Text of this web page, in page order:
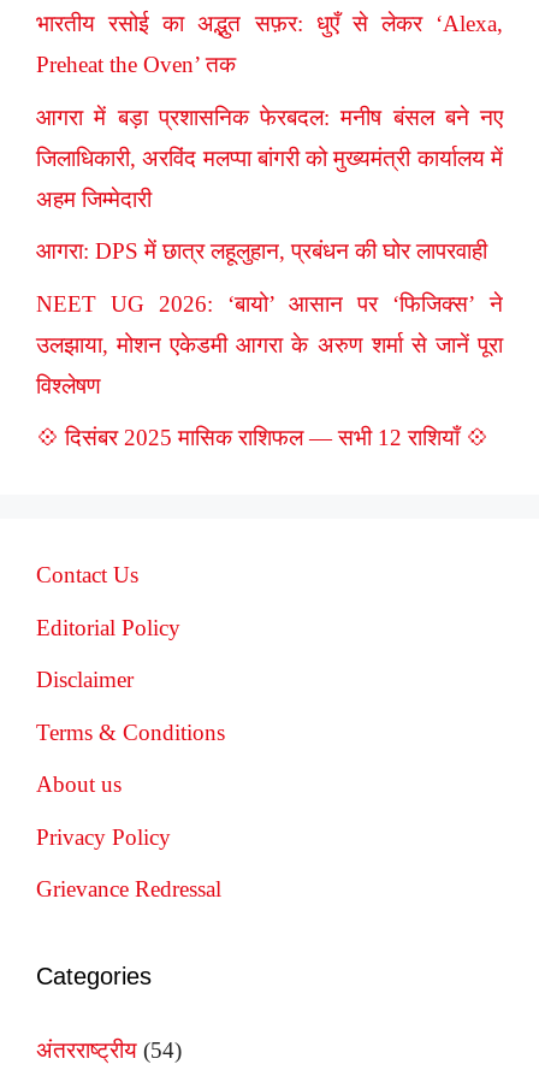
भारतीय रसोई का अद्भुत सफ़र: धुएँ से लेकर ‘Alexa,
Preheat the Oven’ तक
आगरा में बड़ा प्रशासनिक फेरबदल: मनीष बंसल बने नए
जिलाधिकारी, अरविंद मलप्पा बांगरी को मुख्यमंत्री कार्यालय में
अहम जिम्मेदारी
आगरा: DPS में छात्र लहूलुहान, प्रबंधन की घोर लापरवाही
NEET UG 2026: ‘बायो’ आसान पर ‘फिजिक्स’ ने
उलझाया, मोशन एकेडमी आगरा के अरुण शर्मा से जानें पूरा
विश्लेषण
💠 दिसंबर 2025 मासिक राशिफल — सभी 12 राशियाँ 💠
Contact Us
Editorial Policy
Disclaimer
Terms & Conditions
About us
Privacy Policy
Grievance Redressal
Categories
अंतरराष्ट्रीय (54)